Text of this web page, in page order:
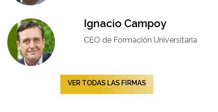
Ignacio Campoy​
CEO de Formación Universitaria​
VER TODAS LAS FIRMAS